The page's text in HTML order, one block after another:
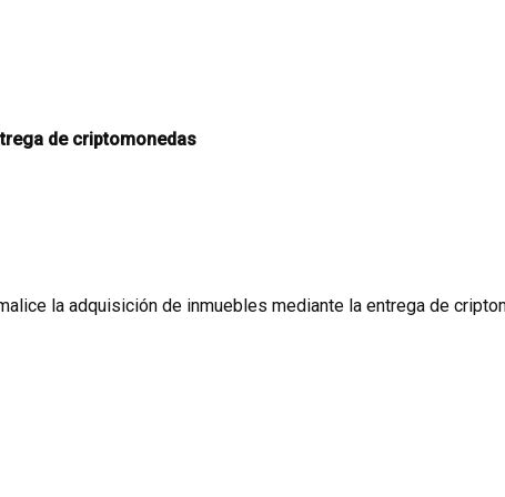
de criptomonedas
la adquisición de inmuebles mediante la entrega de